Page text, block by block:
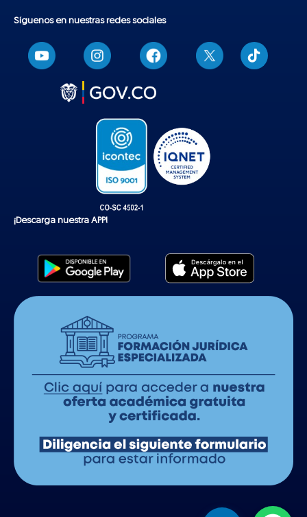
Síguenos en nuestras redes sociales
T
i
k
¡Descarga nuestra APP!